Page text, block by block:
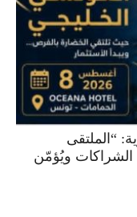
“الملتقى
الشراكات ويُؤمّن